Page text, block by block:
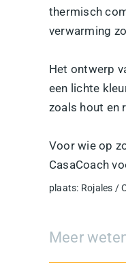
thermisch
verwarming
Het ontwerp
een lichte
zoals hout en
Voor wie op
CasaCoach
plaats: Rojales /
Meer